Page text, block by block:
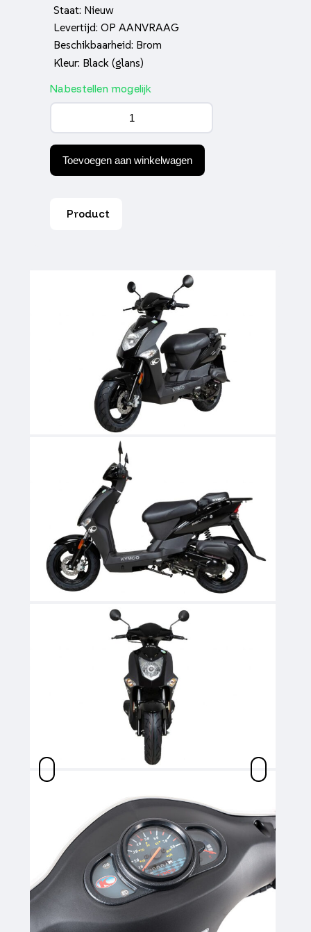
Staat: Nieuw
Levertijd: OP AANVRAAG
Beschikbaarheid: Brom
Kleur: Black (glans)
Nabestellen mogelijk
Kymco
FR
klap
Euro5
aantal
Toevoegen aan winkelwagen
Product